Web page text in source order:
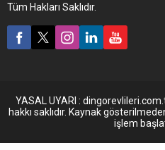
Tüm Hakları Saklıdır.
YASAL UYARI :
hakkı saklıdır. Kaynak
işlem